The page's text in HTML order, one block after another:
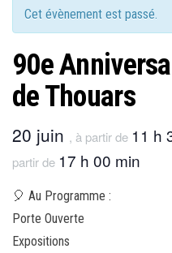
Cet évènement est passé.
90e
de Thouars
20 juin , à partir de 11 h
partir de 17 h 00 min
🎈 Au Programme :
Porte Ouverte
Expositions